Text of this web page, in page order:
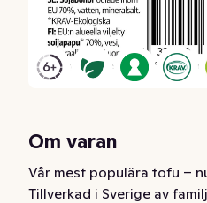
Om varan
Vår mest populära tofu –
Tillverkad i Sverige av